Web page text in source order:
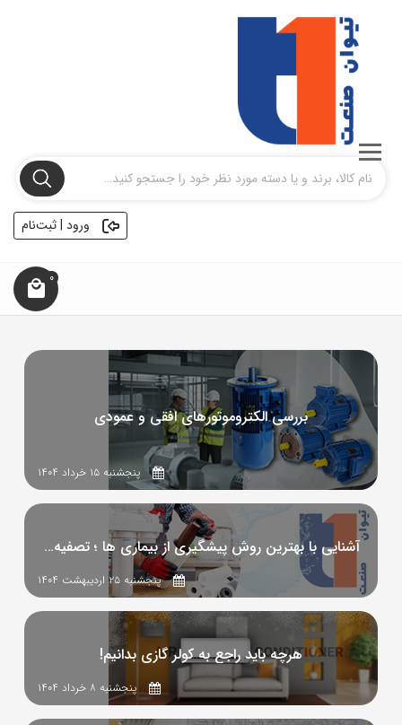
ورود | ثبت‌نام
0
بررسی الکتروموتورهای افقی و عمودی
پنجشنبه ۱۵ خرداد ۱۴۰۴
آشنایی با بهترین روش پیشگیری از بیماری ها ؛ تصفیه آب!
پنجشنبه ۲۵ اردیبهشت ۱۴۰۴
هرچه باید راجع به کولر گازی بدانیم!
پنجشنبه ۸ خرداد ۱۴۰۴